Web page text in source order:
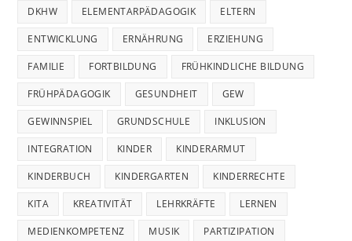
DKHW ELEMENTARPÄDAGOGIK ELTERN
ENTWICKLUNG ERNÄHRUNG ERZIEHUNG
FAMILIE FORTBILDUNG FRÜHKINDLICHE BILDUNG
FRÜHPÄDAGOGIK GESUNDHEIT GEW
GEWINNSPIEL GRUNDSCHULE INKLUSION
INTEGRATION KINDER KINDERARMUT
KINDERBUCH KINDERGARTEN KINDERRECHTE
KITA KREATIVITÄT LEHRKRÄFTE LERNEN
MEDIENKOMPETENZ MUSIK PARTIZIPATION